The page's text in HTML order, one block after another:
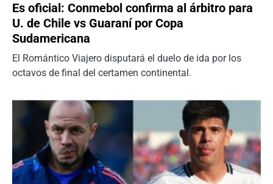
Es oficial: Conmebol confirma al árbitro para
U. de Chile vs Guaraní por Copa
Sudamericana
El Romántico Viajero disputará el duelo de ida por los
octavos de final del certamen continental.